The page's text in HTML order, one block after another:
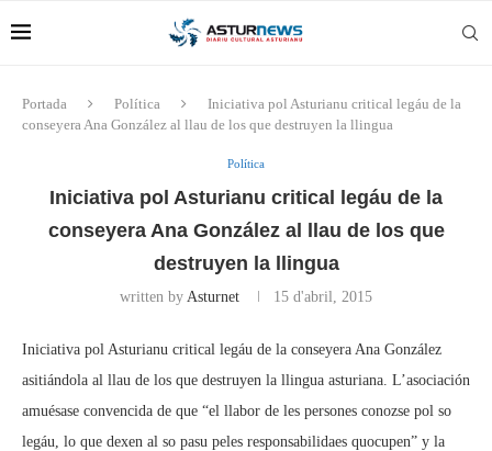
Portada Política
Iniciativa pol Asturianu critical legáu de la
conseyera Ana González al llau de los que destruyen la llingua
Política
Iniciativa pol Asturianu critical legáu de la
conseyera Ana González al llau de los que
destruyen la llingua
written by Asturnet 15 d'abril, 2015
Iniciativa pol Asturianu critical legáu de la conseyera Ana González
asitiándola al llau de los que destruyen la llingua asturiana. L’asociación
amuésase convencida de que “el llabor de les persones conozse pol so
legáu, lo que dexen al so pasu peles responsabilidaes quocupen” y la